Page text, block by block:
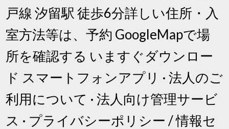
戸線 汐留駅 徒歩6分詳しい住所・入
室方法等は、予約 GoogleMapで場
所を確認する いますぐダウンロー
ド スマートフォンアプリ · 法人のご
利用について · 法人向け管理サービ
ス · プライバシーポリシー / 情報セ